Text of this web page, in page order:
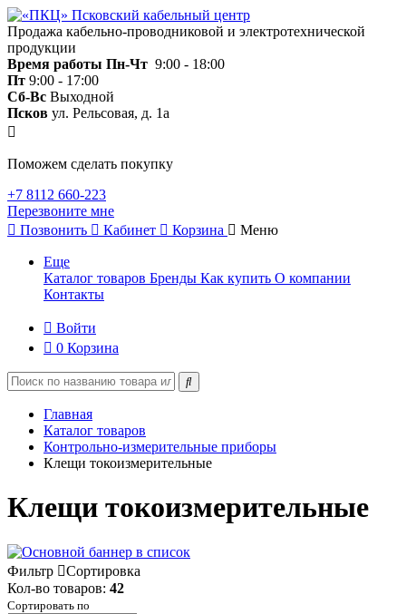
Продажа кабельно-проводниковой и электротехнической
продукции
Время работы Пн-Чт 9:00 - 18:00
Пт 9:00 - 17:00
Сб-Вс Выходной
Псков ул. Рельсовая, д. 1а
Поможем сделать покупку
+7 8112 660-223
Перезвоните мне
Позвонить
Кабинет Корзина Меню
Еще
Каталог товаров Бренды Как купить О компании
Контакты
Войти
0 Корзина
Главная
Каталог товаров
Контрольно-измерительные приборы
Клещи токоизмерительные
Клещи токоизмерительные
Фильтр
Сортировка
Кол-во товаров: 42
Сортировать по